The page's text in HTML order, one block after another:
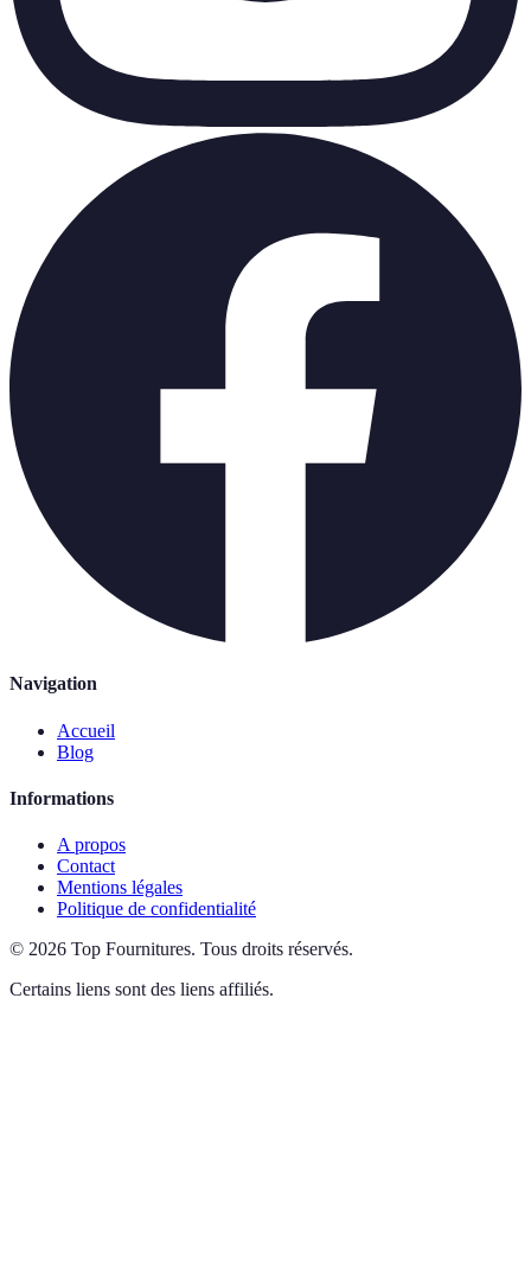
Navigation
Accueil
Blog
Informations
A propos
Contact
Mentions légales
Politique de confidentialité
© 2026 Top Fournitures. Tous droits réservés.
Certains liens sont des liens affiliés.